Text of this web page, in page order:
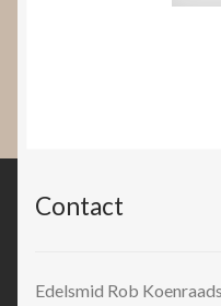
Contact
Edelsmid Rob Koenraads